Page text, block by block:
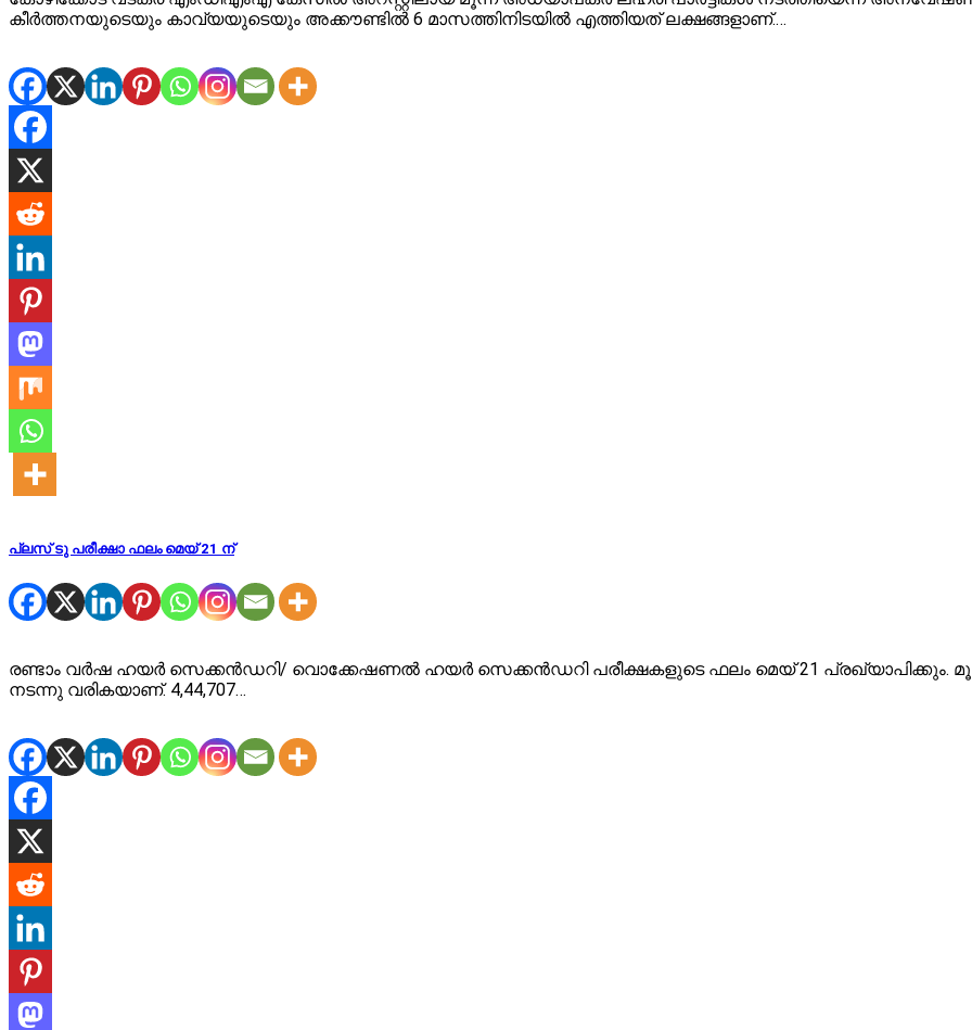
കീര്‍ത്തനയുടെയും കാവ്യയുടെയും അക്കൗണ്ടില്‍ 6 മാസത്തിനിടയില്‍ എത്തിയത് ലക്ഷങ്ങളാണ്.…
പ്ലസ് ടു പരീക്ഷാ ഫലം മെയ് 21 ന്
രണ്ടാം വർഷ ഹയർ സെക്കൻഡറി/ വൊക്കേഷണൽ ഹയർ സെക്കൻഡറി പരീക്ഷകളുടെ ഫലം മെയ് 21 പ്രഖ്യാപിക്കും.
നടന്നു വരികയാണ്. 4,44,707…